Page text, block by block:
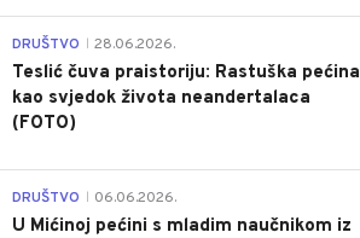
DRUŠTVO 28.06.2026.
Teslić čuva praistoriju: Rastuška pećina
kao svjedok života neandertalaca
(FOTO)
DRUŠTVO 06.06.2026.
U Mićinoj pećini s mladim naučnikom iz